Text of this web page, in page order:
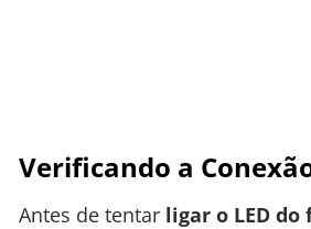
Verificando a
Antes de tentar ligar o LED